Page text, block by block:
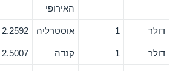
האירופי
דולר 1 אוסטרליה 2.2592
דולר 1 קנדה 2.5007